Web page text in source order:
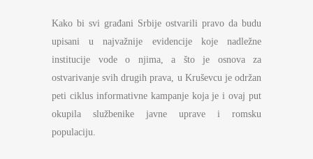
Kako bi svi građani Srbije ostvarili pravo da budu
upisani u najvažnije evidencije koje nadležne
institucije vode o njima, a što je osnova za
ostvarivanje svih drugih prava, u Kruševcu je održan
peti ciklus informativne kampanje koja je i ovaj put
okupila službenike javne uprave i romsku
populaciju.